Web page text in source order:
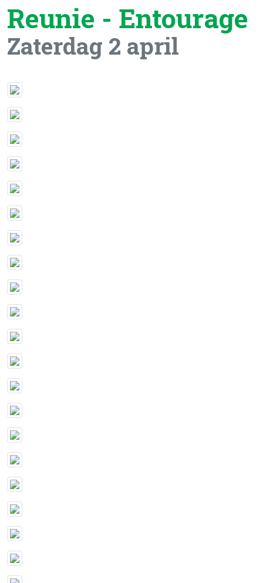
Reunie - Entourage
Zaterdag 2 april